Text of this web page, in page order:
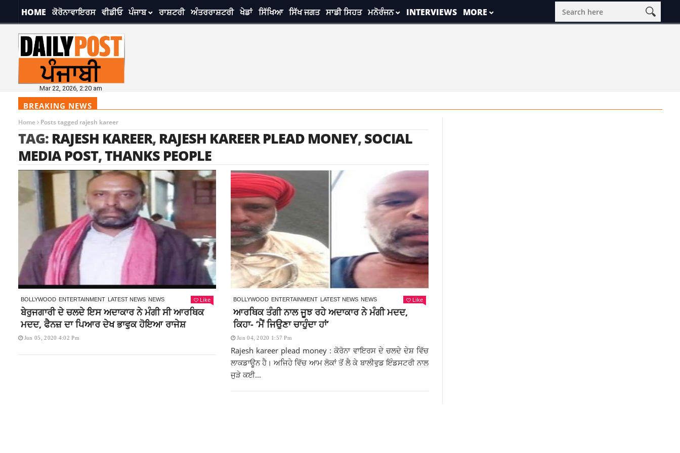
HOME ਕੋਰੋਨਾਵਾਇਰਸ ਵੀਡੀਓ ਪੰਜਾਬ ਰਾਸ਼ਟਰੀ ਅੰਤਰਰਾਸ਼ਟਰੀ ਖੇਡਾਂ ਸਿੱਖਿਆ ਸਿੱਖ ਜਗਤ ਸਾਡੀ ਸਿਹਤ ਮਨੋਰੰਜਨ INTERVIEWS MORE
Mar 22, 2026, 2:20 am
BREAKING NEWS
Home Posts tagged rajesh kareer
TAG: RAJESH KAREER, RAJESH KAREER PLEAD MONEY,SOCIAL
MEDIA POST,THANKS PEOPLE
BOLLYWOOD ENTERTAINMENT LATEST NEWS NEWS Like
ਬੇਰੁਜਗਾਰੀ ਦੇ ਚਲਦੇ ਇਸ ਅਦਾਕਾਰ ਨੇ ਮੰਗੀ ਸੀ ਆਰਥਿਕ
ਮਦਦ, ਫੈਨਜ਼ ਦਾ ਪਿਆਰ ਦੇਖ ਭਾਵੁਕ ਹੋਇਆ ਰਾਜੇਸ਼
Jun 05, 2020 4:02 Pm
BOLLYWOOD ENTERTAINMENT LATEST NEWS NEWS Like
ਆਰਥਿਕ ਤੰਗੀ ਨਾਲ ਜੂਝ ਰਹੇ ਅਦਾਕਾਰ ਨੇ ਮੰਗੀ ਮਦਦ,
ਕਿਹਾ- ‘ਮੈਂ ਜਿਉਣਾ ਚਾਹੁੰਦਾ ਹਾਂ’
Jun 04, 2020 1:57 Pm
Rajesh kareer plead money : ਕੋਰੋਨਾ ਵਾਇਰਸ ਦੇ ਚਲਦੇ ਦੇਸ਼ ਵਿੱਚ
ਲਾਕਡਾਊਨ ਹੈ। ਅਜਿਹੇ ਵਿੱਚ ਆਮ ਲੋਕਾਂ ਤੋਂ ਲੈ ਕੇ ਬਾਲੀਵੁਡ ਇੰਡਸਟਰੀ ਨਾਲ
ਜੁੜੇ ਕਈ...